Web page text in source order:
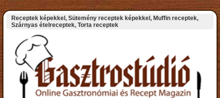
Receptek képekkel, Sütemény receptek képekkel, Muffin receptek,
Szárnyas ételreceptek, Torta receptek